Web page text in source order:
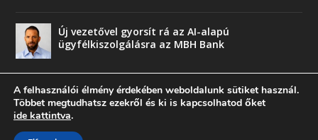
Új vezetővel gyorsít rá az AI-alapú
ügyfélkiszolgálásra az MBH Bank
A felhasználói élmény érdekében weboldalunk sütiket használ.
Többet megtudhatsz ezekről és ki is kapcsolhatod őket
ide kattintva.